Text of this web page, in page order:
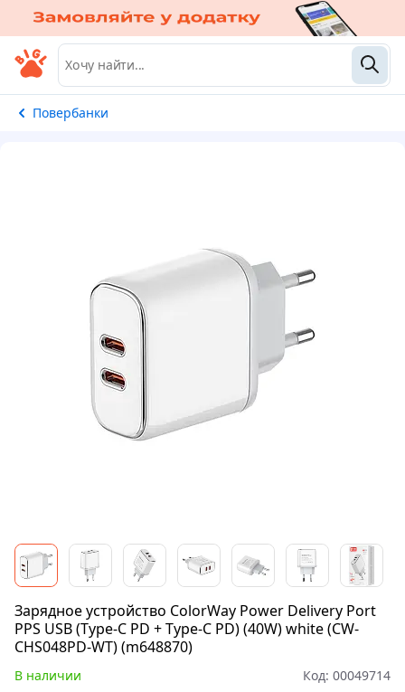
Повербанки
Зарядное устройство ColorWay Power Delivery Port
PPS USB (Type-C PD + Type-C PD) (40W) white (CW-
CHS048PD-WT) (m648870)
В наличии Код: 00049714